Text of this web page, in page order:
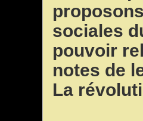
sociales
pouvoir
notes de
La